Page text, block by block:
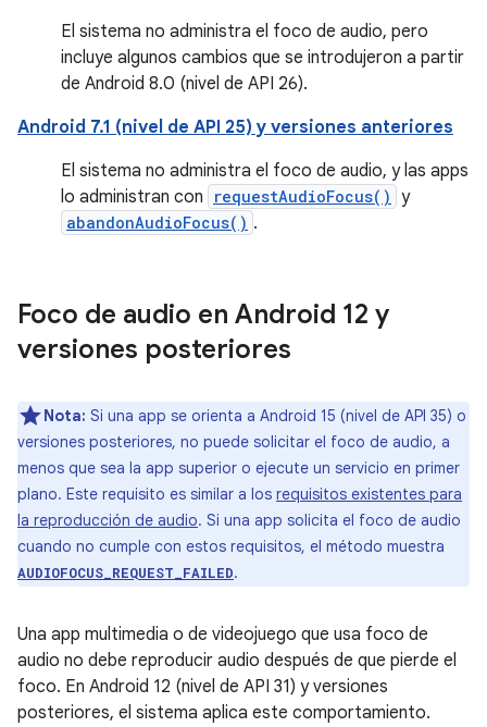
El sistema no administra el foco de audio, pero
incluye algunos cambios que se introdujeron a partir
de Android 8.0 (nivel de API 26).
Android 7.1 (nivel de API 25) y versiones anteriores
El sistema no administra el foco de audio, y las apps
lo administran con
requestAudioFocus() y
abandonAudioFocus() .
Foco de audio en Android 12 y
versiones posteriores
Nota: Si una app se orienta a Android 15 (nivel de API 35) o
versiones posteriores, no puede solicitar el foco de audio, a
menos que sea la app superior o ejecute un servicio en primer
plano. Este requisito es similar a los requisitos existentes para
la reproducción de audio. Si una app solicita el foco de audio
cuando no cumple con estos requisitos, el método muestra
AUDIOFOCUS_REQUEST_FAILED.
Una app multimedia o de videojuego que usa foco de
audio no debe reproducir audio después de que pierde el
foco. En Android 12 (nivel de API 31) y versiones
posteriores, el sistema aplica este comportamiento.